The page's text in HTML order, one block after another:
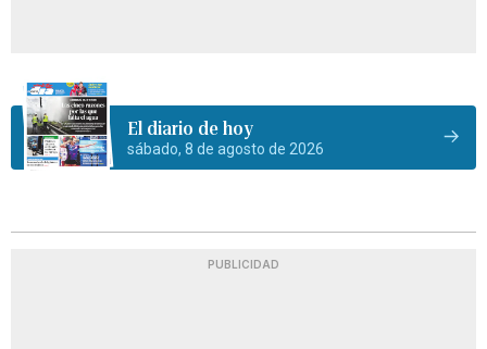
El diario de hoy
sábado, 8 de agosto de 2026
PUBLICIDAD